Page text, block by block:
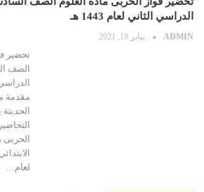
الدراسي الثاني لعام 1443 هـ
ADMIN يناير 19, 2021
تحضير
الصف
مقدمة
لعام…